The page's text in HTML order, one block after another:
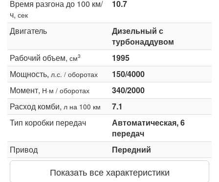
Время разгона до 100 км/
ч, сек
10.7
Двигатель
Дизельный с
турбонаддувом
Рабочий объем, см3
1995
Мощность, л.с. / оборотах
150/4000
Момент, Н·м / оборотах
340/2000
Расход комби, л на 100 км
7.1
Тип коробки передач
Автоматическая, 6
передач
Привод
Передний
Показать все характеристики